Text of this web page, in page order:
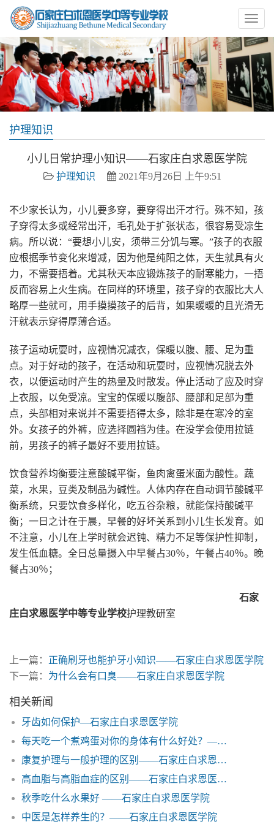
护理知识
小儿日常护理小知识——石家庄白求恩医学院
护理知识 2021年9月26日 上午9:51
不少家长认为，小儿要多穿，要穿得出汗才行。殊不知，孩
子穿得太多或经常出汗，毛孔处于扩张状态，很容易受凉生
病。所以说：“要想小儿安，须带三分饥与寒。”孩子的衣服
应根据季节变化来增减，因为他是纯阳之体，天生就具有火
力，不需要捂着。尤其秋天本应锻炼孩子的耐寒能力，一捂
反而容易上火生病。在同样的环境里，孩子穿的衣服比大人
略厚一些就可，用手摸摸孩子的后背，如果暖暖的且光滑无
汗就表示穿得厚薄合适。
孩子运动玩耍时，应视情况减衣，保暖以腹、腰、足为重
点。对于好动的孩子，在活动和玩耍时，应视情况脱去外
衣，以便运动时产生的热量及时散发。停止活动了应及时穿
上衣服，以免受凉。宝宝的保暖以腹部、腰部和足部为重
点，头部相对来说并不需要捂得太多，除非是在寒冷的室
外。女孩子的外裤，应选择圆裆为佳。在没学会使用拉链
前，男孩子的裤子最好不要用拉链。
饮食营养均衡要注意酸碱平衡，鱼肉禽蛋米面为酸性。蔬
菜，水果，豆类及制品为碱性。人体内存在自动调节酸碱平
衡系统，只要饮食多样化，吃五谷杂粮，就能保持酸碱平
衡；一日之计在于晨，早餐的好坏关系到小儿生长发育。如
不注意，小儿在上学时就会迟钝、精力不足等保护性抑制，
发生低血糖。全日总量摄入中早餐占30％，午餐占40％。晚
餐占30％；
石家
庄白求恩医学中等专业学校护理教研室
上一篇： 正确刷牙也能护牙小知识——石家庄白求恩医学院
下一篇： 为什么会有口臭——石家庄白求恩医学院
相关新闻
牙齿如何保护—石家庄白求恩医学院
每天吃一个煮鸡蛋对你的身体有什么好处？——石家庄白求恩医学院
康复护理与一般护理的区别——石家庄白求恩医学中等专业学校
高血脂与高脂血症的区别——石家庄白求恩医学院
秋季吃什么水果好 ——石家庄白求恩医学院
中医是怎样养生的？——石家庄白求恩医学院